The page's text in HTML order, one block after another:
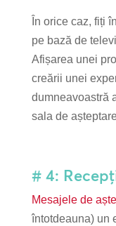
În orice caz, fiți
pe bază de
Afișarea unei
creării unei
dumneavoastră
sala de
# 4:
Mesajele de
întotdeauna) un